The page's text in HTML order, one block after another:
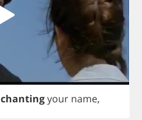
chantingyour name,